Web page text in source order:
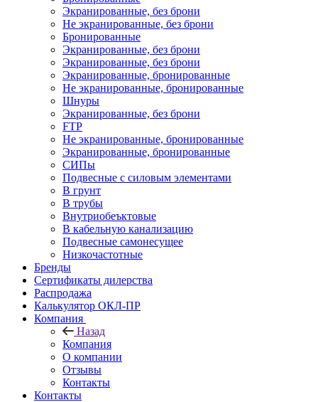
Экранированные, без брони
Не экранированные, без брони
Бронированные
Экранированные, без брони
Экранированные, без брони
Экранированные, бронированные
Не экранированные, бронированные
Шнуры
Экранированные, без брони
FTP
Не экранированные, бронированные
Экранированные, бронированные
СИПы
Подвесные с силовым элементами
В грунт
В трубы
Внутриобеъктовые
В кабельную канализацию
Подвесные самонесущее
Низкочастотные
Бренды
Сертификаты дилерства
Распродажа
Калькулятор ОКЛ-ПР
Компания
Назад
Компания
О компании
Отзывы
Контакты
Контакты